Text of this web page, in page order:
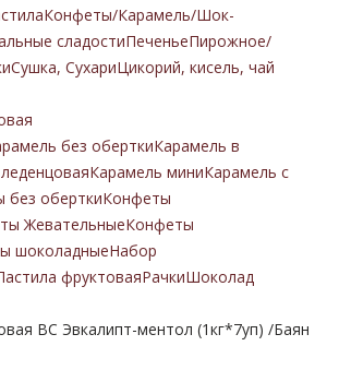
Конфеты/Карамель/Шок-
сладостиПеченьеПирожное/
Сушка, СухариЦикорий, кисель, чай
без оберткиКарамель в
Карамель миниКарамель с
без оберткиКонфеты
ЖевательныеКонфеты
шоколадныеНабор
фруктоваяРачкиШоколад
ВС Эвкалипт-ментол (1кг*7уп) /Баян